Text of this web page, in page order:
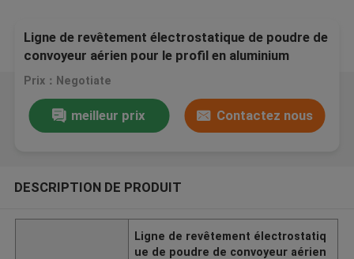
Ligne de revêtement électrostatique de poudre de
convoyeur aérien pour le profil en aluminium
Prix：Negotiate
meilleur prix Contactez nous
DESCRIPTION DE PRODUIT
Ligne de revêtement électrostatiq
ue de poudre de convoyeur aérien